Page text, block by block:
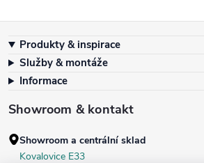
Produkty & inspirace
Služby & montáže
Informace
Showroom & kontakt
Showroom a centrální sklad
Kovalovice E33